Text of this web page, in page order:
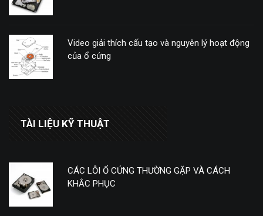
Video giải thích cấu tạo và nguyên lý hoạt động
của ổ cứng
TÀI LIỆU KỸ THUẬT
CÁC LỖI Ổ CỨNG THƯỜNG GẶP VÀ CÁCH
KHẮC PHỤC